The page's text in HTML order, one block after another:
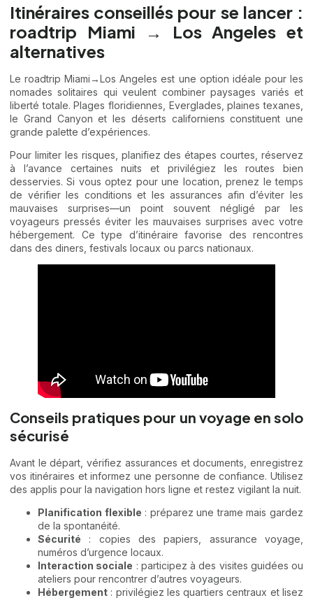
Itinéraires conseillés pour se lancer :
roadtrip Miami → Los Angeles et
alternatives
Le roadtrip Miami→Los Angeles est une option idéale pour les
nomades solitaires qui veulent combiner paysages variés et
liberté totale. Plages floridiennes, Everglades, plaines texanes,
le Grand Canyon et les déserts californiens constituent une
grande palette d’expériences.
Pour limiter les risques, planifiez des étapes courtes, réservez
à l’avance certaines nuits et privilégiez les routes bien
desservies. Si vous optez pour une location, prenez le temps
de vérifier les conditions et les assurances afin d’éviter les
mauvaises surprises—un point souvent négligé par les
voyageurs pressés éviter les mauvaises surprises avec votre
hébergement. Ce type d’itinéraire favorise des rencontres
dans des diners, festivals locaux ou parcs nationaux.
Conseils pratiques pour un voyage en solo
sécurisé
Avant le départ, vérifiez assurances et documents, enregistrez
vos itinéraires et informez une personne de confiance. Utilisez
des applis pour la navigation hors ligne et restez vigilant la nuit.
Planification flexible : préparez une trame mais gardez
de la spontanéité.
Sécurité : copies des papiers, assurance voyage,
numéros d’urgence locaux.
Interaction sociale : participez à des visites guidées ou
ateliers pour rencontrer d’autres voyageurs.
Hébergement : privilégiez les quartiers centraux et lisez